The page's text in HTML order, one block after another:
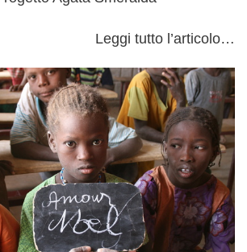
Leggi tutto l’articolo…